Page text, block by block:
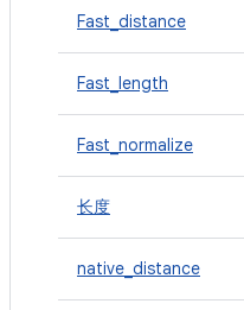
Fast_distance
Fast_length
Fast_normalize
长度
native_distance